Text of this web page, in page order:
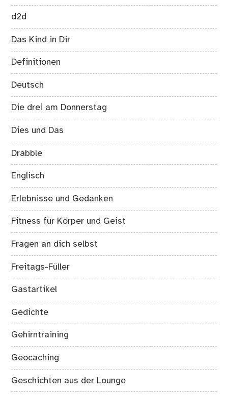
d2d
Das Kind in Dir
Definitionen
Deutsch
Die drei am Donnerstag
Dies und Das
Drabble
Englisch
Erlebnisse und Gedanken
Fitness für Körper und Geist
Fragen an dich selbst
Freitags-Füller
Gastartikel
Gedichte
Gehirntraining
Geocaching
Geschichten aus der Lounge